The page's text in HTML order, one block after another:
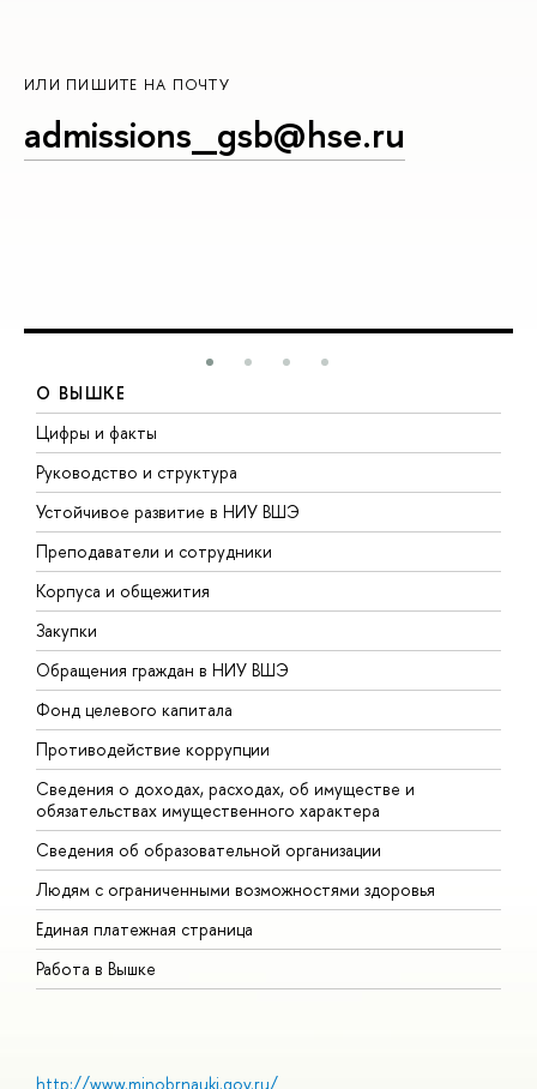
ИЛИ ПИШИТЕ НА ПОЧТУ
admissions_gsb@hse.ru
О ВЫШКЕ
Цифры и факты
Руководство и структура
Устойчивое развитие в НИУ ВШЭ
Преподаватели и сотрудники
Корпуса и общежития
Закупки
Обращения граждан в НИУ ВШЭ
Фонд целевого капитала
Противодействие коррупции
Сведения о доходах, расходах, об имуществе и
обязательствах имущественного характера
Сведения об образовательной организации
Людям с ограниченными возможностями здоровья
Единая платежная страница
Работа в Вышке
http://www.minobrnauki.gov.ru/